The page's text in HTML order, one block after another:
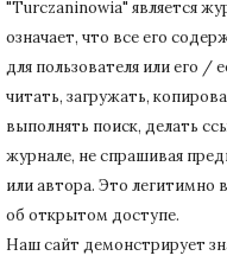
"Turczaninowia" является
означает, что все его
для пользователя или его /
читать, загружать,
выполнять поиск, делать
журнале, не спрашивая
или автора. Это легитимно
об открытом доступе.
Наш сайт демонстрирует